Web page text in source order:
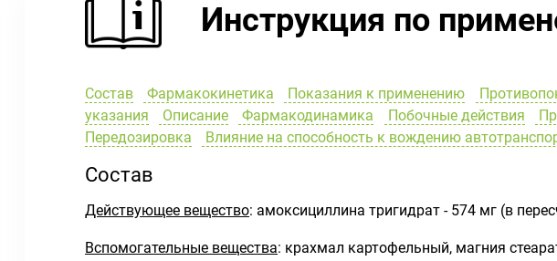
Инструкция по
Состав Фармакокинетика Показания к применению
указания
Описание Фармакодинамика Побочные действия
Передозировка
Влияние на способность к вождению
Состав
Действующее вещество: амоксициллина тригидрат - 574 мг (в
Вспомогательные вещества: крахмал картофельный, магния